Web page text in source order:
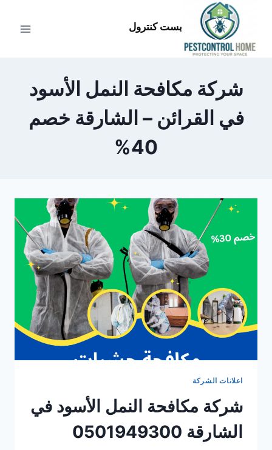
المحتوى
بست كنترول
شركة مكافحة النمل الأسود
في القرائن – الشارقة خصم
40%
اعلانات الشركة
شركة مكافحة النمل الأسود في
الشارقة 0501949300